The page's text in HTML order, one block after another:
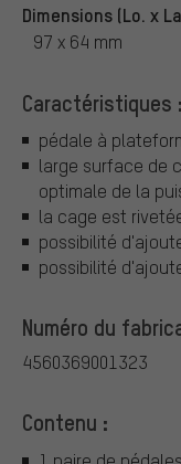
Dimensions (Lo. x
97 x 64 mm
Caractéristiques :
pédale à
large surface de
optimale de la
la cage est
possibilité
possibilité
Numéro du
4560369001323
Contenu :